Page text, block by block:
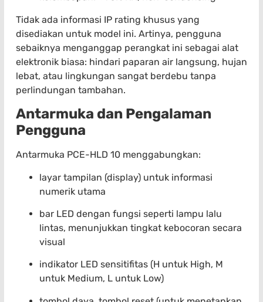
Tidak ada informasi IP rating khusus yang
disediakan untuk model ini. Artinya, pengguna
sebaiknya menganggap perangkat ini sebagai alat
elektronik biasa: hindari paparan air langsung, hujan
lebat, atau lingkungan sangat berdebu tanpa
perlindungan tambahan.
Antarmuka dan Pengalaman
Pengguna
Antarmuka PCE-HLD 10 menggabungkan:
layar tampilan (display) untuk informasi
numerik utama
bar LED dengan fungsi seperti lampu lalu
lintas, menunjukkan tingkat kebocoran secara
visual
indikator LED sensitifitas (H untuk High, M
untuk Medium, L untuk Low)